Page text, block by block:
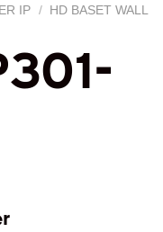
IP /
HD BASET WALL